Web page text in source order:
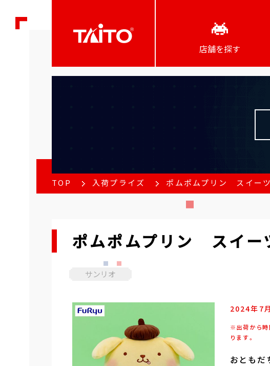
店舗を探す
TOP 入荷プライズ ポムポムプリン スイー
ポムポムプリン スイー
サンリオ
2024年7
※出荷から時
ります。
おともだ